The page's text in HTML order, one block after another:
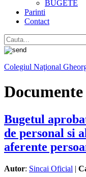
BUGETE
Parinti
Contact
Colegiul Naţional
Documente
Bugetul
de personal si
aferente
Autor: Sincai Oficial |